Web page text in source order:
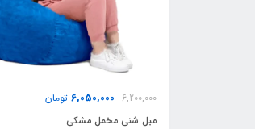
6,200,000
6,050,000 تومان
مبل شنی مخمل مشکی